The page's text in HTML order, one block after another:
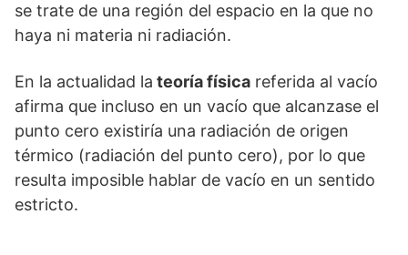
se trate de una región del espacio en la que no
haya ni materia ni radiación.
En la actualidad la teoría física referida al vacío
afirma que incluso en un vacío que alcanzase el
punto cero existiría una radiación de origen
térmico (radiación del punto cero), por lo que
resulta imposible hablar de vacío en un sentido
estricto.